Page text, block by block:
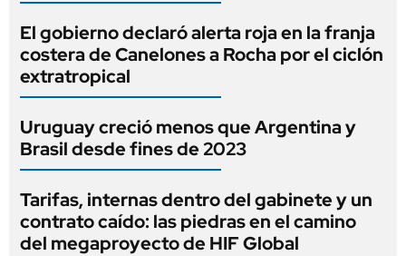
El gobierno declaró alerta roja en la franja
costera de Canelones a Rocha por el ciclón
extratropical
Uruguay creció menos que Argentina y
Brasil desde fines de 2023
Tarifas, internas dentro del gabinete y un
contrato caído: las piedras en el camino
del megaproyecto de HIF Global